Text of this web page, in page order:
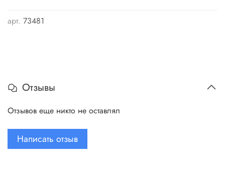
арт. 73481
Отзывы
Отзывов еще никто не оставлял
Написать отзыв